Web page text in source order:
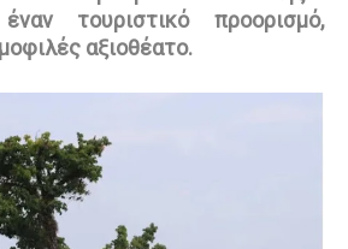
τουριστικό προορισμό,
αξιοθέατο.